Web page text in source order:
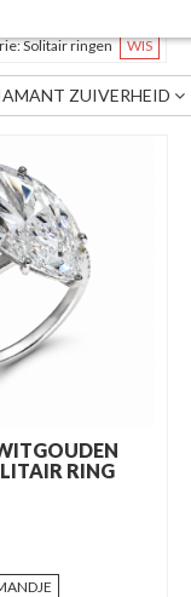
Solitair ringen WIS
ZUIVERHEID
RING